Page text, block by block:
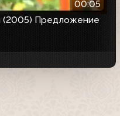
00:05
(2005) Предложение